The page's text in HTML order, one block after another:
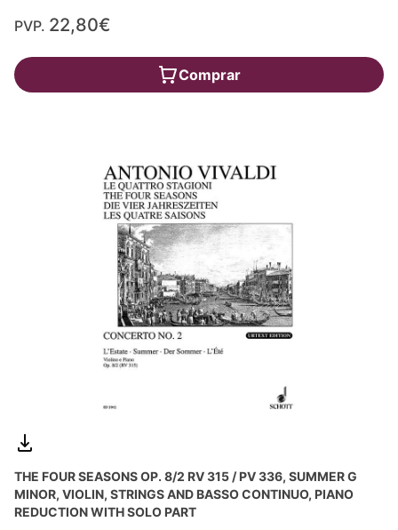
PVP. 22,80€
Comprar
THE FOUR SEASONS OP. 8/2 RV 315 / PV 336, SUMMER G
MINOR, VIOLIN, STRINGS AND BASSO CONTINUO, PIANO
REDUCTION WITH SOLO PART